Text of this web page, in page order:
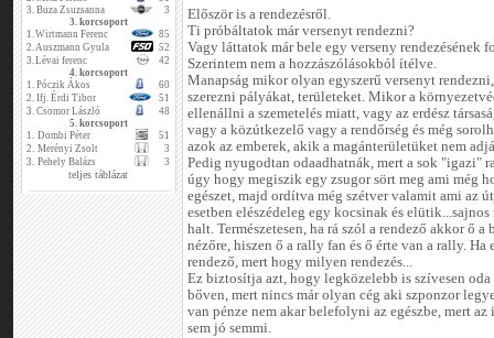
3. Buza Zsuzsanna
3
3. korcsoport
1.Wirtmann Ferenc
85
2.Auszmann Gyula
52
3.Lévai ferenc
42
4. korcsoport
1. Póczik Ákos
60
2. Ifj. Érdi Tibor
51
3. Csomor László
48
5. korcsoport
1. Dombi Péter
51
2. Merényi Zsolt
3
3. Pehely Balázs 3
teljes táblázat
Először is a rendezésről.
Ti próbáltatok már versenyt rendezni?
Vagy láttatok már bele egy verseny rendezésének
Szerintem nem a hozzászólásokból ítélve.
Manapság mikor olyan egyszerű versenyt
szerezni pályákat, területeket. Mikor a
ellenállni a szemetelés miatt, vagy az erdész
vagy a közútkezelő vagy a rendőrség és még
azok az emberek, akik a magánterületüket nem
Pedig nyugodtan odaadhatnák, mert a sok "igazi"
úgy hogy megiszik egy zsugor sört meg ami még
egészet, majd ordítva még szétver valamit ami az
esetben elészédeleg egy kocsinak és
halt. Természetesen, ha rá szól a rendező akkor ő
nézőre, hiszen ő a rally fan és ő érte van a rally.
rendező, mert hogy milyen rendezés...
Ez biztosítja azt, hogy legközelebb is szívesen
bőven, mert nincs már olyan cég aki szponzor
van pénze nem akar belefolyni az egészbe, mert
sem jó semmi.